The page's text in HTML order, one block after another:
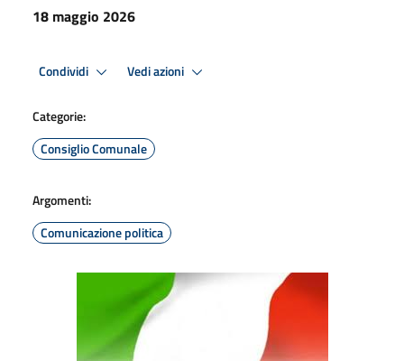
18 maggio 2026
Condividi Vedi azioni
Categorie:
Consiglio Comunale
Argomenti:
Comunicazione politica